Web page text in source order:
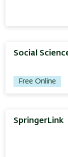
Social
Free Online
SpringerLink